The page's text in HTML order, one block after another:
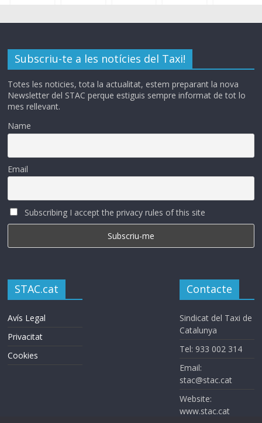
Subscriu-te a les notícies del Taxi!
Totes les noticies, tota la actualitat, estem preparant la nova
Newsletter del STAC perque estiguis sempre informat de tot lo
mes rellevant.
Name
Email
Subscribing I accept the privacy rules of this site
STAC.cat
Avís Legal
Privacitat
Cookies
Contacte
Sindicat del Taxi de
Catalunya
Tel: 933 002 314
Email:
stac@stac.cat
Website:
www.stac.cat